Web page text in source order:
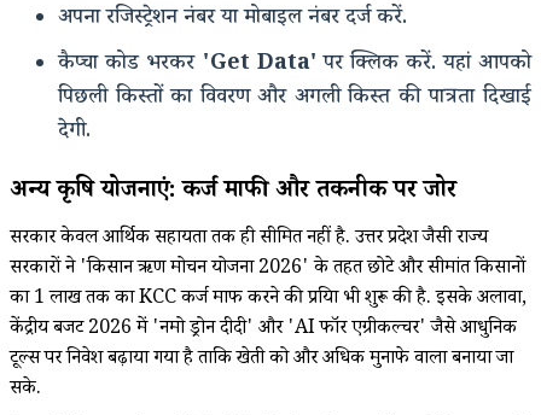
अपना रजिस्ट्रेशन नंबर या मोबाइल नंबर दर्ज करें.
कैप्चा कोड भरकर 'Get Data' पर क्लिक करें. यहां आपको
पिछली किस्तों का विवरण और अगली किस्त की पात्रता दिखाई
देगी.
अन्य कृषि योजनाएं: कर्ज माफी और तकनीक पर जोर
सरकार केवल आर्थिक सहायता तक ही सीमित नहीं है.उत्तर प्रदेश जैसी राज्य
सरकारों ने 'किसान ऋण मोचन योजना 2026' के तहत छोटे और सीमांत किसानों
का ₹1 लाख तक का KCC कर्ज माफ करने की प्रक्रिया भी शुरू की है.इसके अलावा,
केंद्रीय बजट 2026 में 'नमो ड्रोन दीदी' और 'AI फॉर एग्रीकल्चर' जैसे आधुनिक
टूल्स पर निवेश बढ़ाया गया है ताकि खेती को और अधिक मुनाफे वाला बनाया जा
सके.